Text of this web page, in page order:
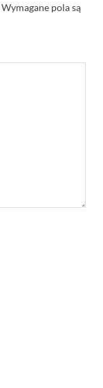
Wymagane pola są